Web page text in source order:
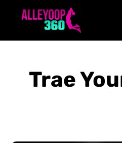
Trae